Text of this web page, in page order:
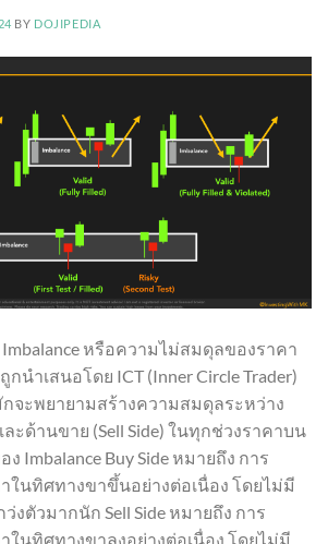
BY DOJIPEDIA
Imbalance หรือความไม่สมดุลของราคา
ำเสนอโดย ICT (Inner Circle Trader)
จะพยายามสร้างความสมดุลระหว่าง
ละด้านขาย (Sell Side) ในทุกช่วงราคาบน
Imbalance Buy Side หมายถึง การ
ในทิศทางขาขึ้นอย่างต่อเนื่อง โดยไม่มี
งตัวมากนัก Sell Side หมายถึง การ
ในทิศทางขาลงอย่างต่อเนื่อง โดยไม่มี